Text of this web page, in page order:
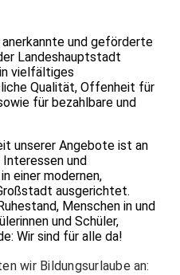
und geförderte
Landeshauptstadt
vielfältiges
Qualität, Offenheit für
für bezahlbare und
unserer Angebote ist an
und
einer modernen,
ausgerichtet.
Menschen in und
und Schüler,
Wir sind für alle da!
wir Bildungsurlaube an: